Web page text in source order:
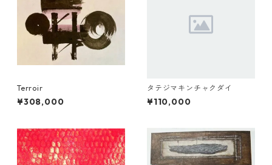
Terroir
¥308,000
タテジマキンチャクダイ
¥110,000